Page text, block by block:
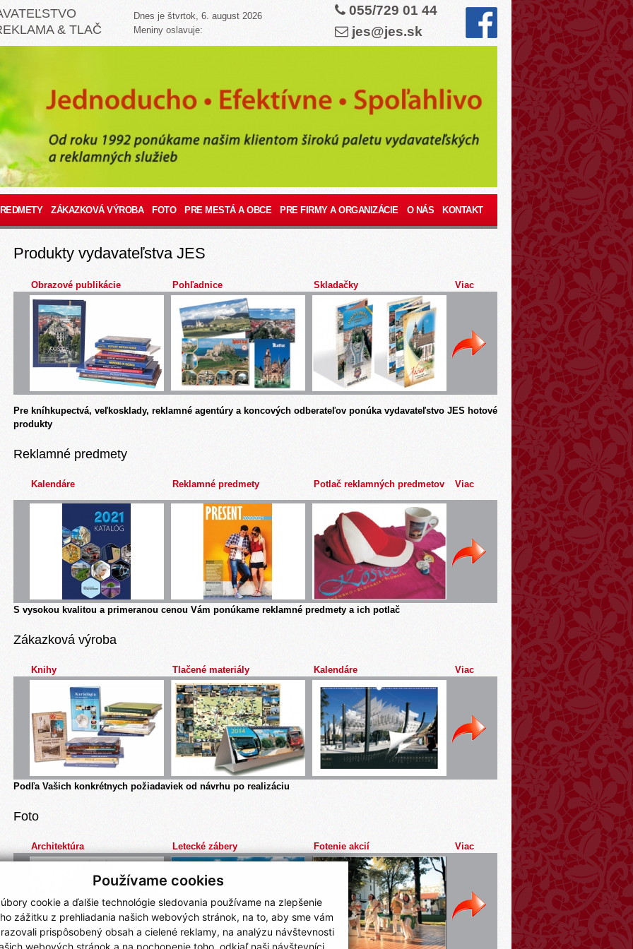
Používame cookies
cookie a ďalšie technológie sledovania používame na zlepšenie
zážitku z prehliadania našich webových stránok, na to, aby sme vám
prispôsobený obsah a cielené reklamy, na analýzu návštevnosti
& TLAČ
Dnes je štvrtok, 6. august 2026
Meniny oslavuje:
055/729 01 44
jes@jes.sk
ZÁKAZKOVÁ VÝROBA FOTO PRE MESTÁ A OBCE PRE FIRMY A ORGANIZÁCIE O NÁS KONTAKT
Produkty vydavateľstva JES
Obrazové publikácie Pohľadnice Skladačky Viac
Pre kníhkupectvá, veľkosklady, reklamné agentúry a koncových odberateľov ponúka vydavateľstvo JES hotové
produkty
Reklamné predmety
Kalendáre Reklamné predmety Potlač reklamných predmetov Viac
S vysokou kvalitou a primeranou cenou Vám ponúkame reklamné predmety a ich potlač
Zákazková výroba
Knihy Tlačené materiály Kalendáre Viac
Podľa Vašich konkrétnych požiadaviek od návrhu po realizáciu
Foto
Architektúra Letecké zábery Fotenie akcií Viac